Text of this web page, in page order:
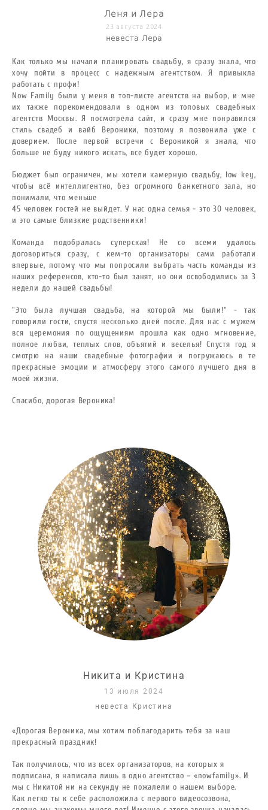
Леня и Лера
23 августа 2024
невеста Лера
Как только мы начали планировать свадьбу, я сразу знала, что
хочу пойти в процесс с надежным агентством. Я привыкла
работать с профи!
Now Family были у меня в топ-листе агентств на выбор, и мне
их также порекомендовали в одном из топовых свадебных
агентств Москвы. Я посмотрела сайт, и сразу мне понравился
стиль свадеб и вайб Вероники, поэтому я позвонила уже с
доверием. После первой встречи с Вероникой я знала, что
больше не буду никого искать, все будет хорошо.
Бюджет был ограничен, мы хотели камерную свадьбу, low key,
чтобы всё интеллигентно, без огромного банкетного зала, но
понимали, что меньше
45 человек гостей не выйдет. У нас одна семья - это 30 человек,
и это самые близкие родственники!
Команда подобралась суперская! Не со всеми удалось
договориться сразу, с кем-то организаторы сами работали
впервые, потому что мы попросили выбрать часть команды из
наших референсов, кто-то был занят, но они освободились за 3
недели до нашей свадьбы!
"Это была лучшая свадьба, на которой мы были!" - так
говорили гости, спустя несколько дней после. Для нас с мужем
вся церемония по ощущениям прошла как одно мгновение,
полное любви, теплых слов, объятий и веселья! Спустя год я
смотрю на наши свадебные фотографии и погружаюсь в те
прекрасные эмоции и атмосферу этого самого лучшего дня в
моей жизни.
Спасибо, дорогая Вероника!
Никита и Кристина
13 июля 2024
невеста Кристина
«Дорогая Вероника, мы хотим поблагодарить тебя за наш
прекрасный праздник!
Так получилось, что из всех организаторов, на которых я
подписана, я написала лишь в одно агентство – «nowfamily». И
мы с Никитой ни на секунду не пожалели о нашем выборе.
Как легко ты к себе расположила с первого видеосозвона,